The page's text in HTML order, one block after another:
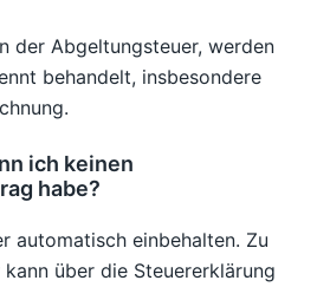
der Abgeltungsteuer, werden
behandelt, insbesondere
ich keinen
habe?
automatisch einbehalten. Zu
über die Steuererklärung